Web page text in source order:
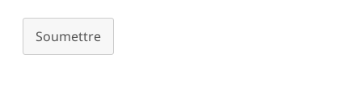
Soumettre